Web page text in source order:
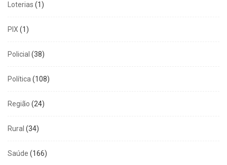
Loterias (1)
PIX (1)
Policial (38)
Política(108)
Região (24)
Rural (34)
Saúde (166)